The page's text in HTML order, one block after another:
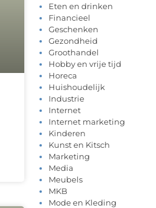
Eten en drinken
Financieel
Geschenken
Gezondheid
Groothandel
Hobby en vrije tijd
Horeca
Huishoudelijk
Industrie
Internet
Internet marketing
Kinderen
Kunst en Kitsch
Marketing
Media
Meubels
MKB
Mode en Kleding